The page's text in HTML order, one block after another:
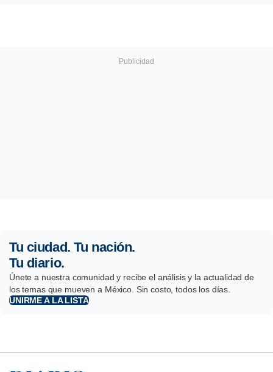
Tu ciudad. Tu nación.
Tu diario.
Únete a nuestra comunidad y recibe el análisis y la actualidad de
los temas que mueven a México. Sin costo, todos los días.
UNIRME A LA LISTA